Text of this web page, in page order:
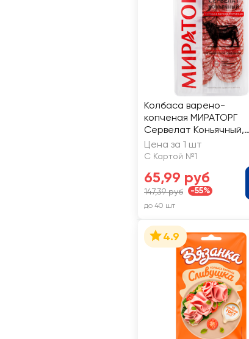
Колбаса варено-
копченая МИРАТОРГ
Сервелат Коньячный,
нарезка
Цена за 1 шт
С Картой №1
65,99 руб
147,39 руб -55%
до 40 шт
4.9